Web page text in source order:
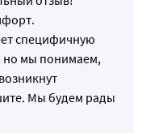
специфичную
но мы понимаем,
Мы будем рады